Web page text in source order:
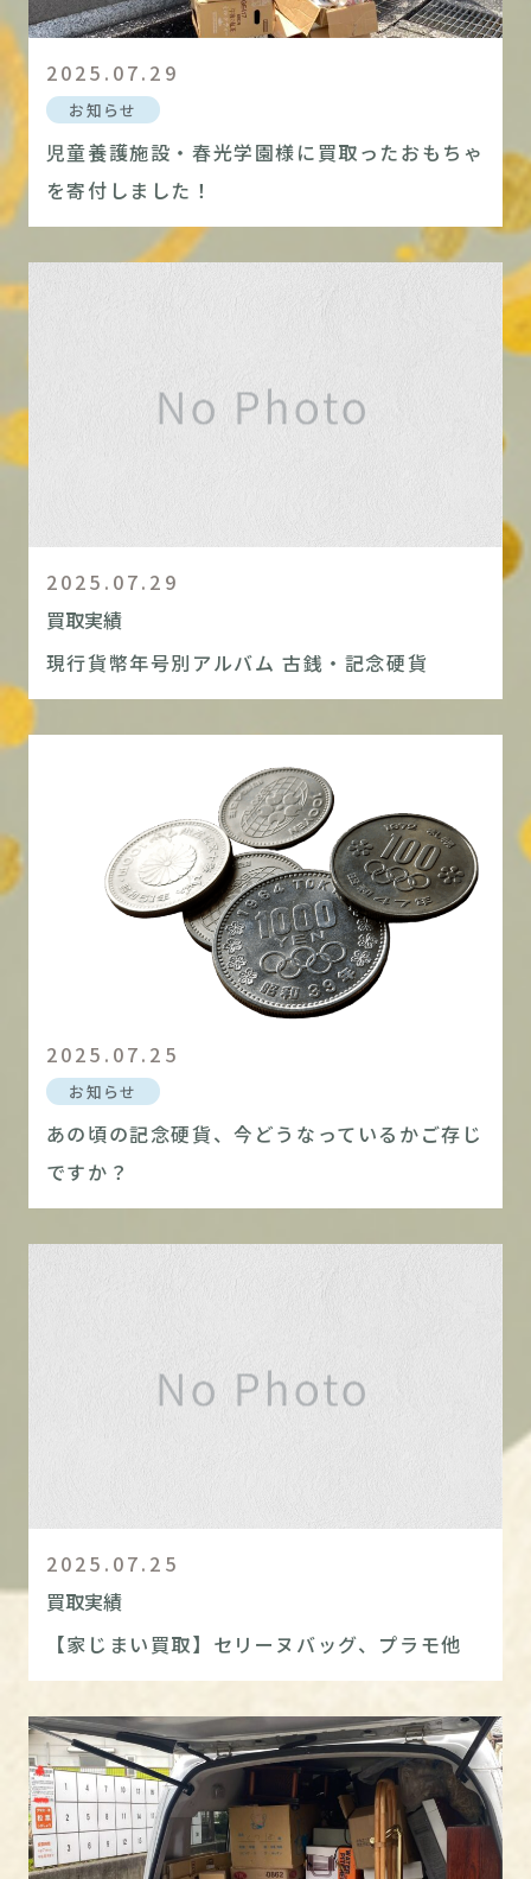
2025.07.29
お知らせ
児童養護施設・春光学園様に買取ったおもちゃ
を寄付しました！
2025.07.29
買取実績
現行貨幣年号別アルバム 古銭・記念硬貨
2025.07.25
お知らせ
あの頃の記念硬貨、今どうなっているかご存じ
ですか？
2025.07.25
買取実績
【家じまい買取】セリーヌバッグ、プラモ他